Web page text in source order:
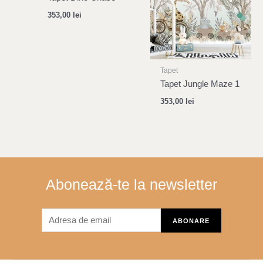
353,00 lei
Tapet
Tapet Jungle Maze 1
353,00 lei
Abonează-te la newsletter